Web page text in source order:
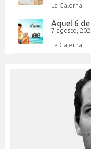
La Galerna
Aquel 6
7 agosto,
La Galerna